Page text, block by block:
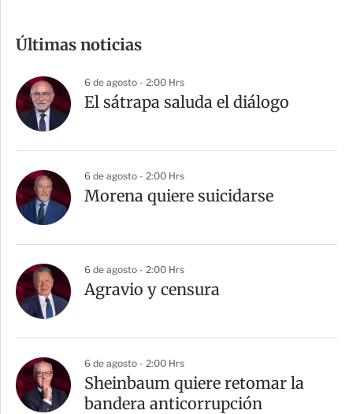
p
a
r
t
Últimas noticias
6 de agosto - 2:00 Hrs
El sátrapa saluda el diálogo
6 de agosto - 2:00 Hrs
Morena quiere suicidarse
6 de agosto - 2:00 Hrs
Agravio y censura
6 de agosto - 2:00 Hrs
Sheinbaum quiere retomar la
bandera anticorrupción